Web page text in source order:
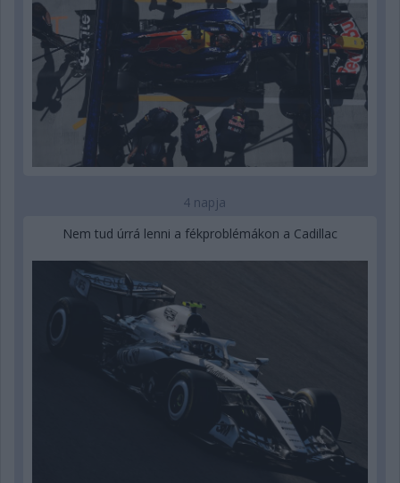
4 napja
Nem tud úrrá lenni a fékproblémákon a Cadillac